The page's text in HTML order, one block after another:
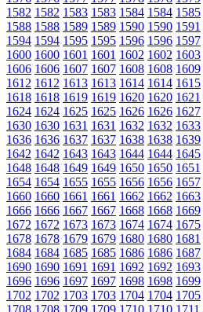
1582 1582 1583 1583 1584 1584 1585
1588 1588 1589 1589 1590 1590 1591
1594 1594 1595 1595 1596 1596 1597
1600 1600 1601 1601 1602 1602 1603
1606 1606 1607 1607 1608 1608 1609
1612 1612 1613 1613 1614 1614 1615
1618 1618 1619 1619 1620 1620 1621
1624 1624 1625 1625 1626 1626 1627
1630 1630 1631 1631 1632 1632 1633
1636 1636 1637 1637 1638 1638 1639
1642 1642 1643 1643 1644 1644 1645
1648 1648 1649 1649 1650 1650 1651
1654 1654 1655 1655 1656 1656 1657
1660 1660 1661 1661 1662 1662 1663
1666 1666 1667 1667 1668 1668 1669
1672 1672 1673 1673 1674 1674 1675
1678 1678 1679 1679 1680 1680 1681
1684 1684 1685 1685 1686 1686 1687
1690 1690 1691 1691 1692 1692 1693
1696 1696 1697 1697 1698 1698 1699
1702 1702 1703 1703 1704 1704 1705